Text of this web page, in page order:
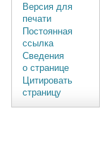
Версия для
печати
Постоянная
ссылка
Сведения
о странице
Цитировать
страницу